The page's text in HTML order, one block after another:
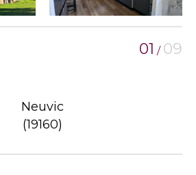
01 / 09
Neuvic
(19160)